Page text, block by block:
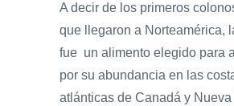
A decir de los primeros
que llegaron a Norteamérica,
fue un alimento elegido para
por su abundancia en las
atlánticas de Canadá y Nueva